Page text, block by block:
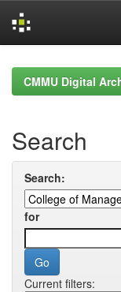
navigationCMMU Digital
Search
Search:
for
Current filters: